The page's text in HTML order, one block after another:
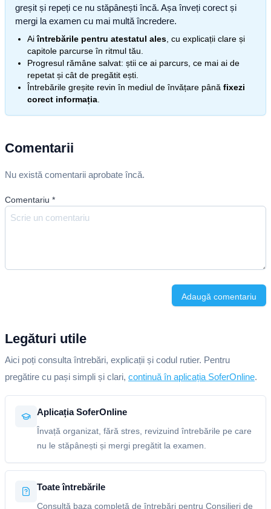
greșit și repeți ce nu stăpânești încă. Așa înveți corect și
mergi la examen cu mai multă încredere.
Aiîntrebările pentru atestatul ales , cu explicații clare și
capitole parcurse în ritmul tău.
Progresul rămâne salvat: știi ce ai parcurs, ce mai ai de
repetat și cât de pregătit ești.
Întrebările greșite revin în mediul de învățare până fixezi
corect informația
Comentarii
Nu există comentarii aprobate încă.
Comentariu *
Adaugă comentariu
Legături utile
Aici poți consulta întrebări, explicații și codul rutier. Pentru
pregătire cu pași simpli și clari, continuă în aplicația SoferOnline.
Aplicația SoferOnline
Învață organizat, fără stres, revizuind întrebările pe care
nu le stăpânești și mergi pregătit la examen.
Toate întrebările
Consultă baza completă de întrebări pentru Consilieri de